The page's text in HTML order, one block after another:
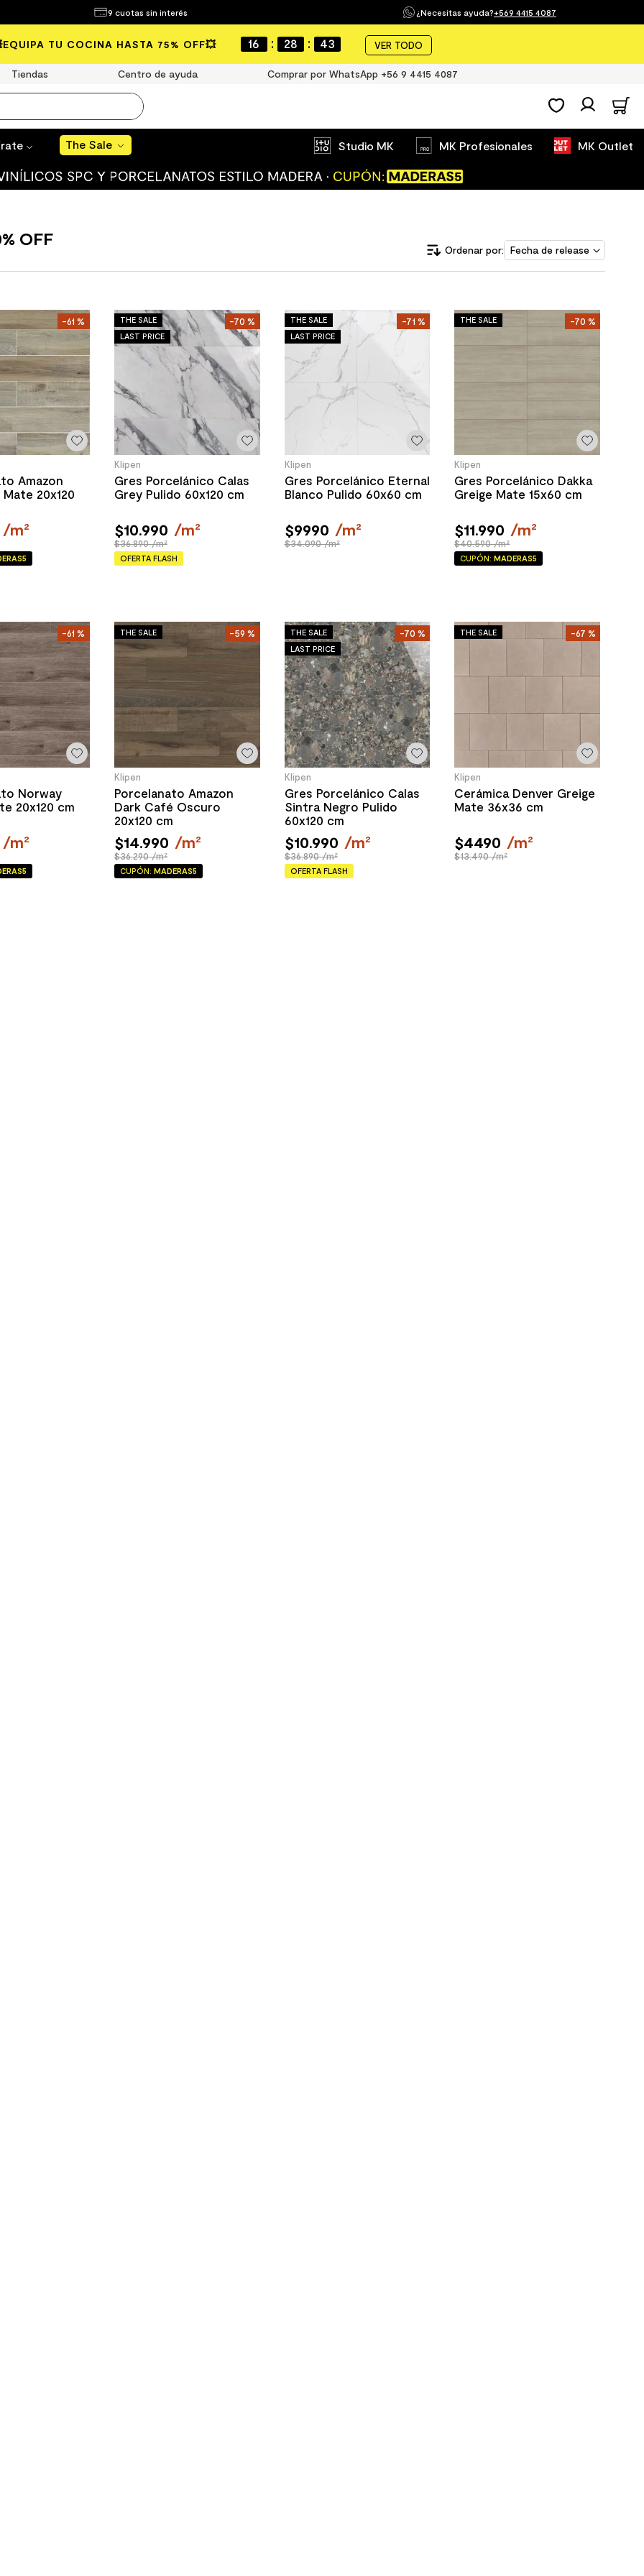
9 cuotas sin interés ¿Necesitas ayuda?+569 4415 4087
TU COCINA HASTA 75% OFF💥 16 : 28 : 43 VER TODO
Tiendas Centro de ayuda Comprar por WhatsApp +56 9 4415 4087
The Sale Studio MK MK Profesionales MK Outlet
Sale
¿Qué estás buscando?
mate
OFF
Fecha de release
-61 %
Amazon
20x120
/m²
-70 %
THE SALE
LAST PRICE
Klipen
Gres Porcelánico Calas
Grey Pulido 60x120 cm
$10.990 /m²
$36.890 /m²
OFERTA FLASH
-71 %
THE SALE
LAST PRICE
Klipen
Gres Porcelánico Eternal
Blanco Pulido 60x60 cm
$9990 /m²
$34.090 /m²
-70 %
THE SALE
Klipen
Gres Porcelánico Dakka
Greige Mate 15x60 cm
$11.990 /m²
$40.590 /m²
CUPÓN:MADERAS5
-61 %
Norway
20x120 cm
/m²
-59 %
THE SALE
Klipen
Porcelanato Amazon
Dark Café Oscuro
20x120 cm
$14.990 /m²
$36.290 /m²
CUPÓN: MADERAS5
-70 %
THE SALE
LAST PRICE
Klipen
Gres Porcelánico Calas
Sintra Negro Pulido
60x120 cm
$10.990 /m²
$36.890 /m²
OFERTA FLASH
-67 %
THE SALE
Klipen
Cerámica Denver Greige
Mate 36x36 cm
$4490 /m²
$13.490 /m²